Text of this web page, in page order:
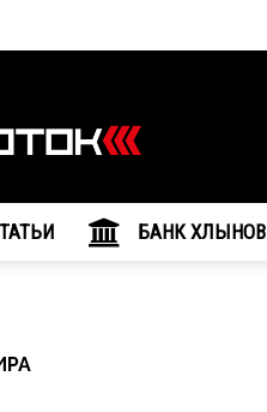
БАНК ХЛЫНОВ